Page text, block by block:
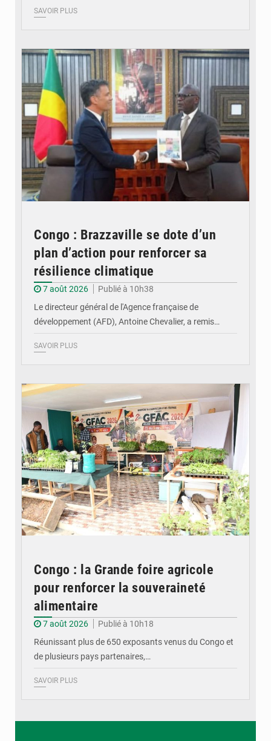
SAVOIR PLUS
Congo : Brazzaville se dote d’un
plan d’action pour renforcer sa
résilience climatique
7 août 2026
Publié à 10h38
Le directeur général de l'Agence française de
développement (AFD), Antoine Chevalier, a remis…
SAVOIR PLUS
Congo : la Grande foire agricole
pour renforcer la souveraineté
alimentaire
7 août 2026
Publié à 10h18
Réunissant plus de 650 exposants venus du Congo et
de plusieurs pays partenaires,…
SAVOIR PLUS